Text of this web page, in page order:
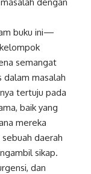
buku ini—
semangat
masalah
tertuju pada
baik yang
mereka
daerah
sikap.
dan